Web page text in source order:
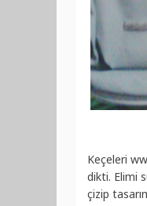
Keçeleri
dikti. Elimi
çizip